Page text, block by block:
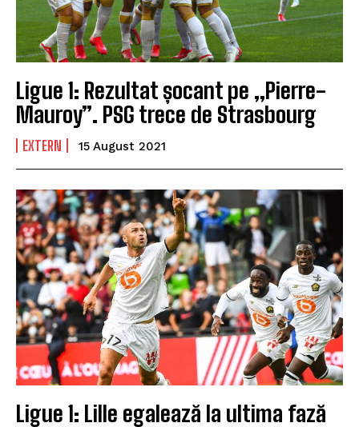
Ligue 1: Rezultat șocant pe „Pierre-
Mauroy”. PSG trece de Strasbourg
EXTERN 15 August 2021
Ligue 1: Lille egalează la ultima fază